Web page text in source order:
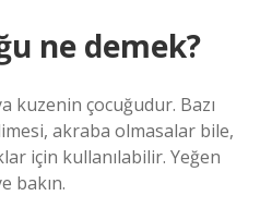
ne demek?
kuzenin çocuğudur. Bazı
akraba olmasalar bile,
için kullanılabilir. Yeğen
bakın.